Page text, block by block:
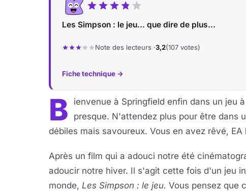
Les Simpson : le jeu... que dire de plus...
Note des lecteurs ·3,2(107 votes)
Fiche technique →
B
ienvenue à Springfield enfin dans un jeu
presque. N'attendez plus pour être dans
débiles mais savoureux. Vous en avez rêvé, EA
Après un film qui a adouci notre été
adoucir notre hiver. Il s'agit cette fois d'un jeu
monde, Les Simpson : le jeu. Vous pensez que